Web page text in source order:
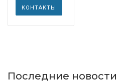
КОНТАКТЫ
Последние новости